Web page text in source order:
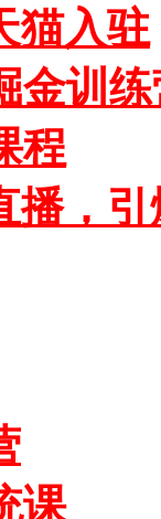
猫入驻
金训
程
播，
课